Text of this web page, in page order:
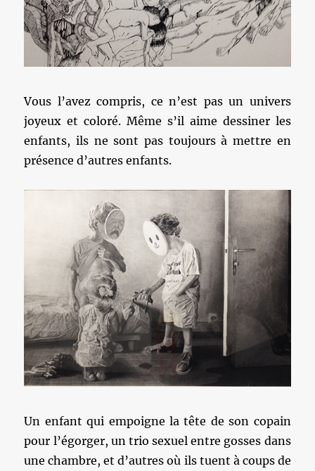
Vous l’avez compris, ce n’est pas un univers
joyeux et coloré. Même s’il aime dessiner les
enfants, ils ne sont pas toujours à mettre en
présence d’autres enfants.
Un enfant qui empoigne la tête de son copain
pour l’égorger, un trio sexuel entre gosses dans
une chambre, et d’autres où ils tuent à coups de